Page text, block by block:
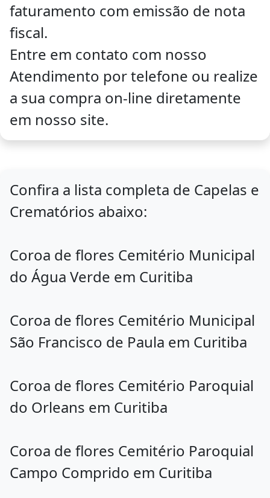
faturamento com emissão de nota
fiscal.
Entre em contato com nosso
Atendimento por telefone ou realize
a sua compra on-line diretamente
em nosso site.
Confira a lista completa de Capelas e
Crematórios abaixo:
Coroa de flores Cemitério Municipal
do Água Verde em Curitiba
Coroa de flores Cemitério Municipal
São Francisco de Paula em Curitiba
Coroa de flores Cemitério Paroquial
do Orleans em Curitiba
Coroa de flores Cemitério Paroquial
Campo Comprido em Curitiba